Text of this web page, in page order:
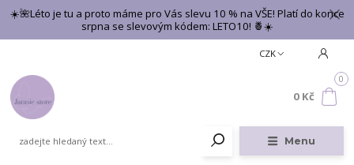
☀️🌺Léto je tu a proto máme pro Vás slevu 10 % na VŠE! Platí do konce
srpna se slevovým kódem: LETO10! 🍍☀️
Menu
CZK
0
0 Kč